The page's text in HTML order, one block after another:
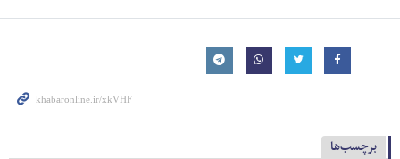
برچسب‌ها